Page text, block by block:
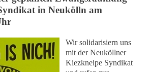
in Neukölln am
Wir solidarisiern uns
mit der Neuköllner
Kiezkneipe Syndikat